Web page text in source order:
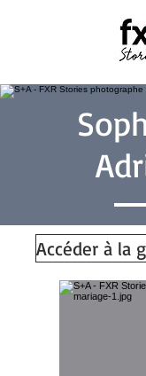
Accéder à la